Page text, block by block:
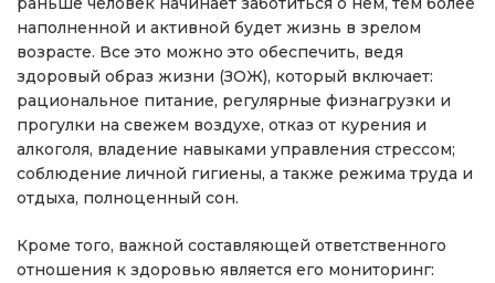
наполненной и активной будет жизнь в зрелом
возрасте. Все это можно это обеспечить, ведя
здоровый образ жизни (ЗОЖ), который включает:
рациональное питание, регулярные физнагрузки и
прогулки на свежем воздухе, отказ от курения и
алкоголя, владение навыками управления стрессом;
соблюдение личной гигиены, а также режима труда и
отдыха, полноценный сон.
Кроме того, важной составляющей ответственного
отношения к здоровью является его мониторинг: